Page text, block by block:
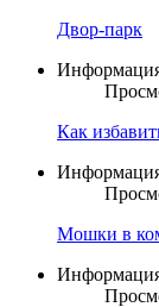
Двор-парк
Как
Мошки в